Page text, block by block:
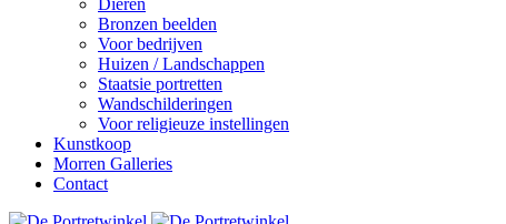
Dieren
Bronzen beelden
Voor bedrijven
Huizen / Landschappen
Staatsie portretten
Wandschilderingen
Voor religieuze instellingen
Kunstkoop
Morren Galleries
Contact